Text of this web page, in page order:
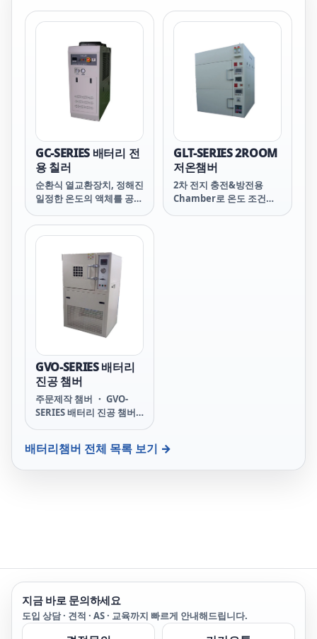
GC-SERIES 배터리 전
용 칠러
순환식 열교환장치, 정해진
일정한 온도의 액체를 공급
GLT-SERIES 2ROOM
저온챔버
2차 전지 충전&방전용
Chamber로 온도 조건에
GVO-SERIES 배터리
진공 챔버
주문제작 챔버 ・ GVO-
SERIES 배터리 진공 챔버 2
Size (WxDxH mm) : 500
배터리챔버 전체 목록 보기 →
지금 바로 문의하세요
도입 상담 · 견적 · AS · 교육까지 빠르게 안내해드립니다.